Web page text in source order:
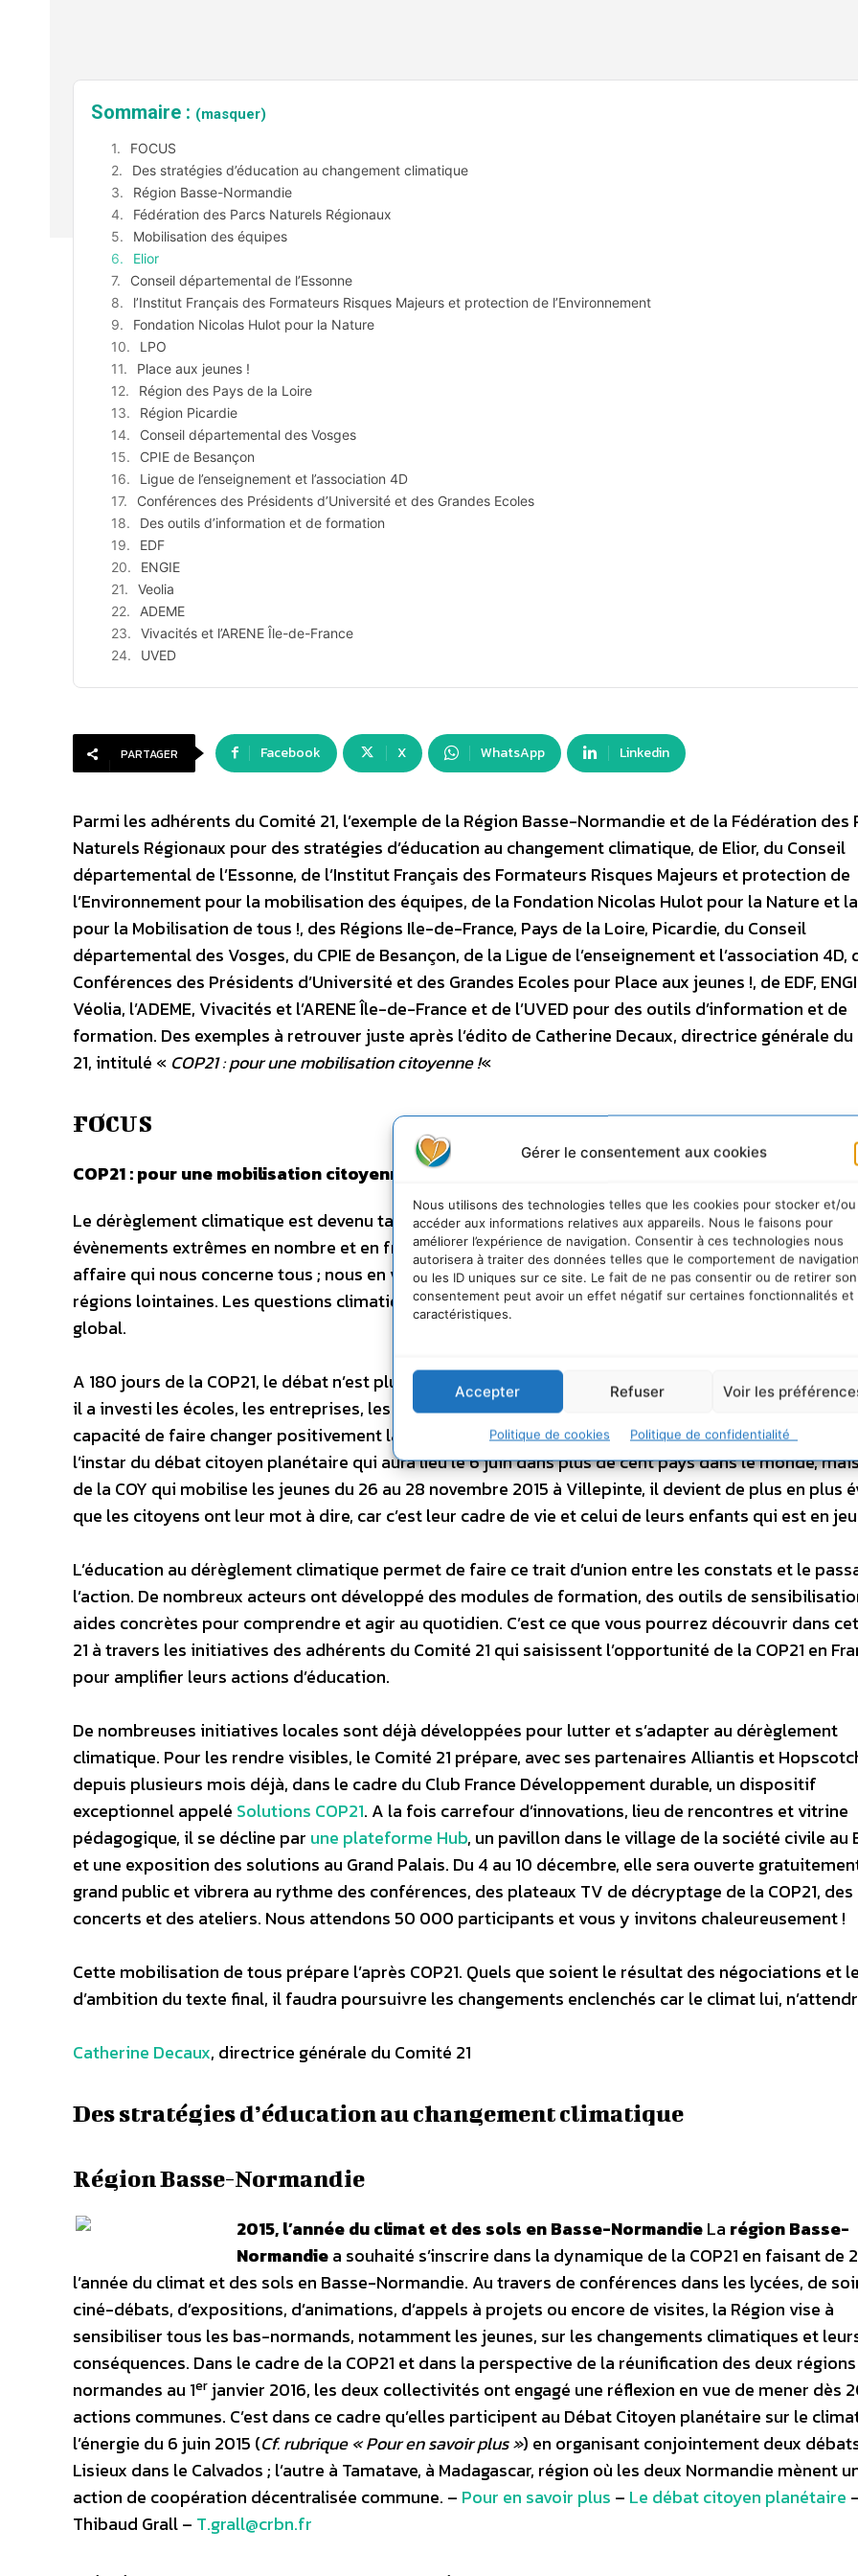
Gérer le consentement aux cookies
Nous utilisons des technologies telles que les cookies pour stocker et/ou
accéder aux informations relatives aux appareils. Nous le faisons pour
améliorer l’expérience de navigation. Consentir à ces technologies nous
autorisera à traiter des données telles que le comportement de navigation
ou les ID uniques sur ce site. Le fait de ne pas consentir ou de retirer son
consentement peut avoir un effet négatif sur certaines fonctionnalités et
caractéristiques.
Accepter Refuser Voir les
Politique de cookies Politique de confidentialité
Sommaire : (masquer)
FOCUS
Des stratégies d’éducation au changement climatique
Région Basse-Normandie
Fédération des Parcs Naturels Régionaux
Mobilisation des équipes
Elior
Conseil départemental de l’Essonne
l’Institut Français des Formateurs Risques Majeurs et protection de l’Environnement
Fondation Nicolas Hulot pour la Nature
LPO
Place aux jeunes !
Région des Pays de la Loire
Région Picardie
Conseil départemental des Vosges
CPIE de Besançon
Ligue de l’enseignement et l’association 4D
Conférences des Présidents d’Université et des Grandes Ecoles
Des outils d’information et de formation
EDF
ENGIE
Veolia
ADEME
Vivacités et l’ARENE Île-de-France
UVED
PARTAGER Facebook X WhatsApp Linkedin
Parmi les adhérents du Comité 21, l’exemple de la Région Basse-Normandie et de la Fédération des
Naturels Régionaux pour des stratégies d’éducation au changement climatique, de Elior, du Conseil
départemental de l’Essonne, de l’Institut Français des Formateurs Risques Majeurs et protection de
l’Environnement pour la mobilisation des équipes, de la Fondation Nicolas Hulot pour la Nature et
pour la Mobilisation de tous !, des Régions Ile-de-France, Pays de la Loire, Picardie, du Conseil
départemental des Vosges, du CPIE de Besançon, de la Ligue de l’enseignement et l’association 4D,
Conférences des Présidents d’Université et des Grandes Ecoles pour Place aux jeunes !, de EDF,
Véolia, l’ADEME, Vivacités et l’ARENE Île-de-France et de l’UVED pour des outils d’information et de
formation. Des exemples à retrouver juste après l’édito de Catherine Decaux, directrice générale
21, intitulé « COP21 : pour une mobilisation citoyenne !«
FOCUS
COP21 : pour une mobilisation citoyenne !
Le dérèglement climatique est devenu tangible pour tout le monde du fait de l’augmentation des
évènements extrêmes en nombre et en fréquence. Le changement climatique est plus que jamais une
affaire qui nous concerne tous ; nous en voyons les effets autour de nous et plus seulement dans les
régions lointaines. Les questions climatiques sont un bon exemple de la proximité qui existe entre
global.
A 180 jours de la COP21, le débat n’est plus concentré entre les mains des spécialistes ou des
il a investi les écoles, les entreprises, les villes et même les foyers. Et c’est une bonne chose : le
capacité de faire changer positivement la société en modifiant sa consommation et son mode de
l’instar du débat citoyen planétaire qui aura lieu le 6 juin dans plus de cent pays dans le monde,
de la COY qui mobilise les jeunes du 26 au 28 novembre 2015 à Villepinte, il devient de plus en plus
que les citoyens ont leur mot à dire, car c’est leur cadre de vie et celui de leurs enfants qui est en
L’éducation au dérèglement climatique permet de faire ce trait d’union entre les constats et le
l’action. De nombreux acteurs ont développé des modules de formation, des outils de
aides concrètes pour comprendre et agir au quotidien. C’est ce que vous pourrez découvrir dans
21 à travers les initiatives des adhérents du Comité 21 qui saisissent l’opportunité de la COP21 en
pour amplifier leurs actions d’éducation.
De nombreuses initiatives locales sont déjà développées pour lutter et s’adapter au dérèglement
climatique. Pour les rendre visibles, le Comité 21 prépare, avec ses partenaires Alliantis et
depuis plusieurs mois déjà, dans le cadre du Club France Développement durable, un dispositif
exceptionnel appelé Solutions COP21. A la fois carrefour d’innovations, lieu de rencontres et vitrine
pédagogique, il se décline par une plateforme Hub, un pavillon dans le village de la société civile au
et une exposition des solutions au Grand Palais. Du 4 au 10 décembre, elle sera ouverte
grand public et vibrera au rythme des conférences, des plateaux TV de décryptage de la COP21, des
concerts et des ateliers. Nous attendons 50 000 participants et vous y invitons chaleureusement !
Cette mobilisation de tous prépare l’après COP21. Quels que soient le résultat des négociations et
d’ambition du texte final, il faudra poursuivre les changements enclenchés car le climat lui,
Catherine Decaux, directrice générale du Comité 21
Des stratégies d’éducation au changement climatique
Région Basse-Normandie
2015, l’année du climat et des sols en Basse-NormandieLa région Basse-
Normandiea souhaité s’inscrire dans la dynamique de la COP21 en faisant de
l’année du climat et des sols en Basse-Normandie. Au travers de conférences dans les lycées, de
ciné-débats, d’expositions, d’animations, d’appels à projets ou encore de visites, la Région vise à
sensibiliser tous les bas-normands, notamment les jeunes, sur les changements climatiques et
conséquences. Dans le cadre de la COP21 et dans la perspective de la réunification des deux régions
normandes au 1er janvier 2016, les deux collectivités ont engagé une réflexion en vue de mener dès
actions communes. C’est dans ce cadre qu’elles participent au Débat Citoyen planétaire sur le
l’énergie du 6 juin 2015 (Cf. rubrique « Pour en savoir plus ») en organisant conjointement deux débats
Lisieux dans le Calvados ; l’autre à Tamatave, à Madagascar, région où les deux Normandie mènent
action de coopération décentralisée commune. – Pour en savoir plus – Le débat citoyen planétaire
Thibaud Grall – T.grall@crbn.fr